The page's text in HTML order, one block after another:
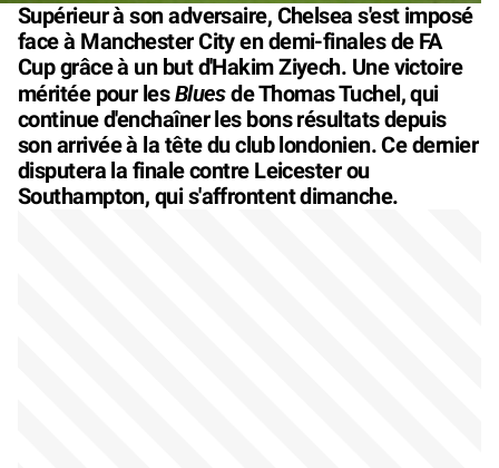
Supérieur à son adversaire, Chelsea s'est imposé
face à Manchester City en demi-finales de FA
Cup grâce à un but d'Hakim Ziyech. Une victoire
méritée pour lesBluesde Thomas Tuchel, qui
continue d'enchaîner les bons résultats depuis
son arrivée à la tête du club londonien. Ce dernier
disputera la finale contre Leicester ou
Southampton, qui s'affrontent dimanche.